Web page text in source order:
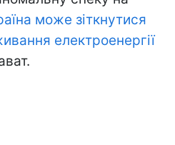
може зіткнутися
електроенергії